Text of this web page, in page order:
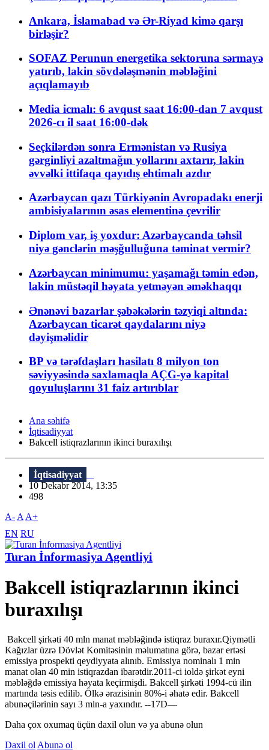
Ankara, İslamabad və Ər-Riyad kimə qarşı
birləşir?
SOFAZ Perunun energetika sektoruna sərmayə
yatırıb, lakin sövdələşmənin məbləğini
açıqlamayıb
Media icmalı: 6 avqust saat 16:00-dan 7 avqust
2026-cı il saat 16:00-dək
Seçkilərdən sonra Ermənistan və Rusiya
gərginliyi azaltmağın yollarını axtarır, lakin
əvvəlki ittifaqa qayıdış ehtimalı azdır
Azərbaycan qazı Türkiyənin Avropadakı enerji
ambisiyalarının əsas elementinə çevrilir
Diplom var, iş yoxdur: Azərbaycanda təhsil
niyə gənclərin məşğulluğuna təminat vermir?
Azərbaycan minimumu: yaşamağı təmin edən,
lakin müstəqil həyata yetməyən əməkhaqqı
Ənənəvi bazarlar şəbəkələrin təzyiqi altında:
Azərbaycan ticarət qaydalarını niyə
dəyişməlidir
BP və tərəfdaşları hasilatı 8 milyon ton
səviyyəsində saxlamaqla AÇG-yə kapital
qoyuluşlarını 31 faiz artırıblar
Ana səhifə
İqtisadiyyat
Bakcell istiqrazlarının ikinci buraxılışı
İqtisadiyyat
10 Dekabr 2014, 13:35
498
A- A A+
EN RU
Turan İnformasiya Agentliyi
Bakcell istiqrazlarının ikinci
buraxılışı
Bakcell şirkəti 40 mln manat məbləğində istiqraz buraxır.Qiymətli
Kağızlar üzrə Dövlət Komitəsinin məlumatına görə, bazar ertəsi
emissiya prospekti qeydiyyata alınıb. Emissiya nominalı 1 min
manat olan 40 min istiqrazdan ibarətdir.2011-ci ioldə şirkət eyni
məbləğdə emissiya həyata keçirmişdi. Bakcell şirkəti 1994-cü ilin
martında təsis edilib. Ölkə ərazisinin 80%-i əhatə edir. Bakcell
abunəçilərinin sayı 3 mln-a yaxındır. --17D—
Daha çox oxumaq üçün daxil olun və ya abunə olun
Daxil ol Abunə ol